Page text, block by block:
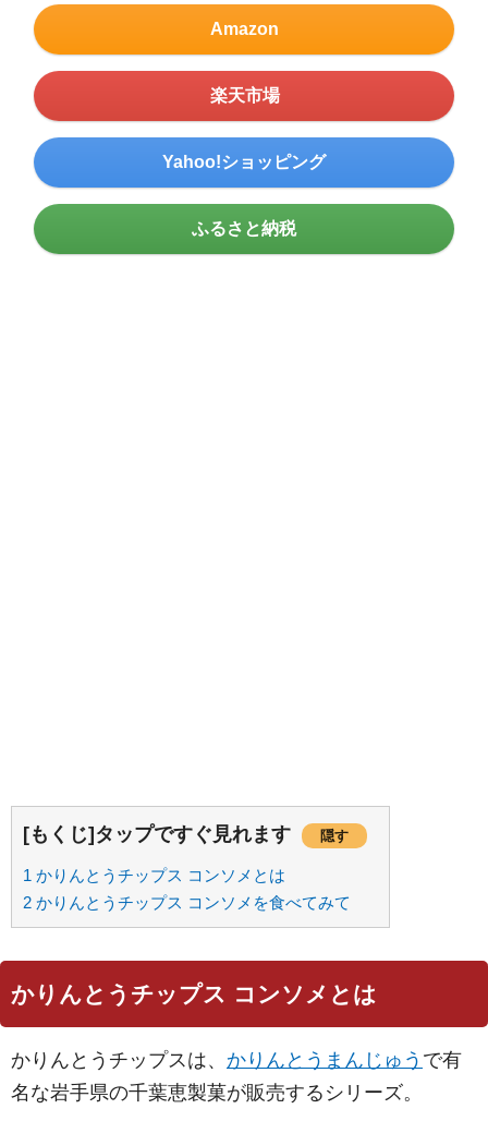
Amazon
楽天市場
Yahoo!ショッピング
ふるさと納税
[もくじ]タップですぐ見れます 隠す
1 かりんとうチップス コンソメとは
2 かりんとうチップス コンソメを食べてみて
かりんとうチップス コンソメとは
かりんとうチップスは、 かりんとうまんじゅう で有
名な岩手県の千葉恵製菓が販売するシリーズ。